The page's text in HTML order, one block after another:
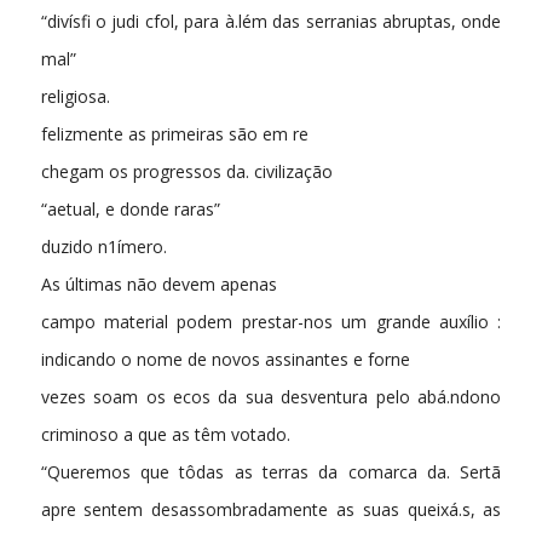
“divísfi o judi cfol, para à.lém das serranias abruptas, onde
mal”
religiosa.
felizmente as primeiras são em re­
chegam os progressos da. civilização
“aetual, e donde raras”
duzido n1ímero.
As últimas não devem apenas
campo material podem prestar-nos um grande auxílio :
indicando o nome de novos assinantes e forne­
vezes soam os ecos da sua desventura pelo abá.ndono
criminoso a que as têm votado.
“Queremos que tôdas as terras da comarca da. Sertã
apre­ sentem desassombradamente as suas queixá.s, as